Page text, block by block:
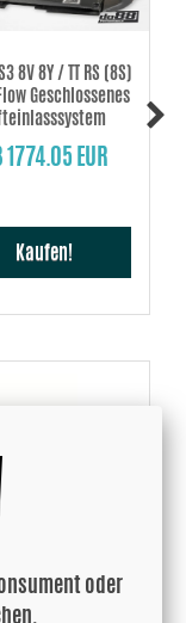
8V 8Y / TT RS (8S)
Geschlossenes
1774.05 EUR
Kaufen!
oder